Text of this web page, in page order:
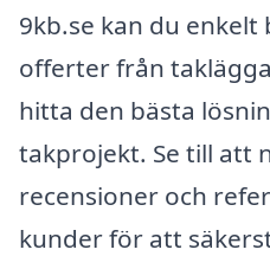
9kb.se kan du enkelt
offerter från
hitta den bästa
takprojekt. Se till att
recensioner och
kunder för att